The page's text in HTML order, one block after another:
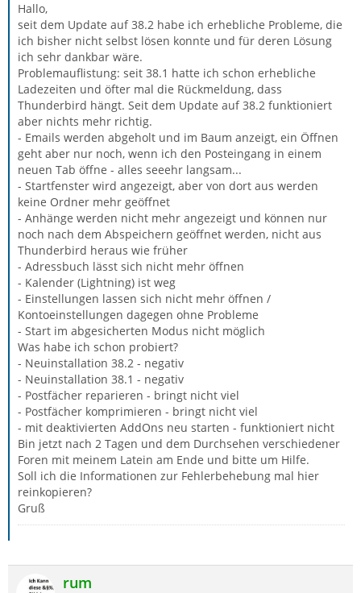
Hallo,
seit dem Update auf 38.2 habe ich erhebliche Probleme, die
ich bisher nicht selbst lösen konnte und für deren Lösung
ich sehr dankbar wäre.
Problemauflistung: seit 38.1 hatte ich schon erhebliche
Ladezeiten und öfter mal die Rückmeldung, dass
Thunderbird hängt. Seit dem Update auf 38.2 funktioniert
aber nichts mehr richtig.
- Emails werden abgeholt und im Baum anzeigt, ein Öffnen
geht aber nur noch, wenn ich den Posteingang in einem
neuen Tab öffne - alles seeehr langsam...
- Startfenster wird angezeigt, aber von dort aus werden
keine Ordner mehr geöffnet
- Anhänge werden nicht mehr angezeigt und können nur
noch nach dem Abspeichern geöffnet werden, nicht aus
Thunderbird heraus wie früher
- Adressbuch lässt sich nicht mehr öffnen
- Kalender (Lightning) ist weg
- Einstellungen lassen sich nicht mehr öffnen /
Kontoeinstellungen dagegen ohne Probleme
- Start im abgesicherten Modus nicht möglich
Was habe ich schon probiert?
- Neuinstallation 38.2 - negativ
- Neuinstallation 38.1 - negativ
- Postfächer reparieren - bringt nicht viel
- Postfächer komprimieren - bringt nicht viel
- mit deaktivierten AddOns neu starten - funktioniert nicht
Bin jetzt nach 2 Tagen und dem Durchsehen verschiedener
Foren mit meinem Latein am Ende und bitte um Hilfe.
Soll ich die Informationen zur Fehlerbehebung mal hier
reinkopieren?
Gruß
rum